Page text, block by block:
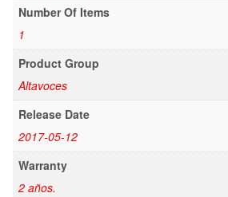
Number Of Items
1
Product Group
Altavoces
Release Date
2017-05-12
Warranty
2 años.